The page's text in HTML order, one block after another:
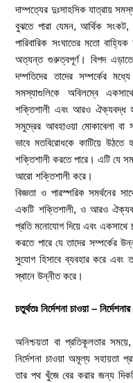
দাম্পত্যের দুঃসাহসিক যাত্রায়
বুঝতে পারা যেমন, আর্থিক সংকট,
পারিবারিক সংঘাতের মতো
অত্যন্ত গুরুত্বপূর্ণ। বিপদ
দম্পতিদের তাদের সম্পর্কের
সমস্যাগুলিকে অবিলম্বে
শক্তিশালী এবং আরও ঐক্যবদ্ধ
সমুদ্রের আবহাওয়া মোকাবেলা বা
ভাবে মতবিরোধকে কাটিয়ে
শক্তিশালী করতে পারে। এটি যে
আরো শক্তিশালী করে।
বিজ্ঞতা ও পারস্পরিক সমর্থনের
একটি শক্তিশালী, ও আরও
প্রতি মনোযোগ দিয়ে এবং একসাথে
করতে পারে যে তাদের সম্পর্কের
সুযোগ হিসাবে ব্যবহার করে এবং
স্থানে উন্নীত করে।
চতুর্থতঃ নির্দেশনা চাওয়া –
অনিশ্চয়তা বা প্রতিকূলতার সময়ে,
নির্দেশনা চাওয়া অমূল্য সহায়তা
তার পথ খুঁজে বের করার জন্য